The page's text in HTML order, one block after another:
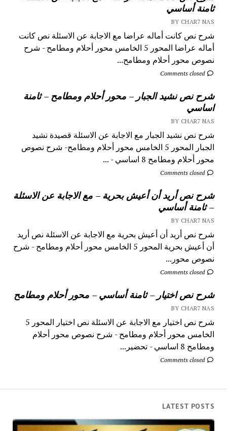
ثامنة أساسي
BY CHAR7 NAS
شرح نص كانت أماله عراضا مع الاجابة عن الاسئلة نص كانت
أماله عراضا المحور 5 الخامس محور أحلام ومطامح - شرح
نصوص محور أحلام ومطامح...
Comments closed
شرح نص نشيد الجبار – محور أحلام ومطامح – ثامنة
اساسي
BY CHAR7 NAS
شرح نص نشيد الجبار مع الاجابة عن الاسئلة قصيدة نشيد
الجبار المحور 5 الخامس محور أحلام ومطامح- شرح نصوص
محور أحلام ومطامح 8 اساسي - ...
Comments closed
شرح نص أريد أن أعيش بحرية – مع الاجابة عن الاسئلة
– ثامنة أساسي
BY CHAR7 NAS
شرح نص أريد أن أعيش بحرية مع الاجابة عن الاسئلة نص أريد
أن أعيش بحرية المحور 5 الخامس محور أحلام ومطامح - شرح
نصوص محور...
Comments closed
شرح نص اختيار – ثامنة أساسي – محور أحلام ومطامح
BY CHAR7 NAS
شرح نص اختيار مع الاجابة عن الاسئلة نص اختيار المحور 5
الخامس محور أحلام ومطامح - شرح نصوص محور أحلام
ومطامح 8 اساسي - تحضير...
Comments closed
LATEST POSTS